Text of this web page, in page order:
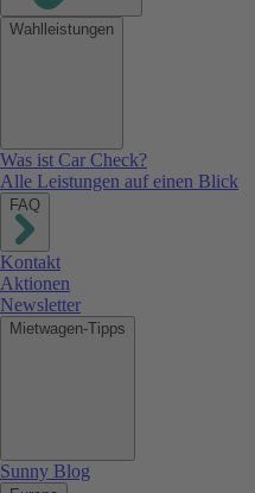
Wahlleistungen
Was ist Car Check?
Alle Leistungen auf einen Blick
FAQ
Kontakt
Aktionen
Newsletter
Mietwagen-Tipps
Sunny Blog